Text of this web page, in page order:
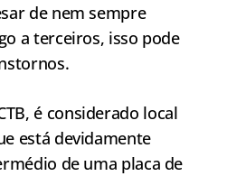
de nem sempre
a terceiros, isso pode
é considerado local
está devidamente
de uma placa de